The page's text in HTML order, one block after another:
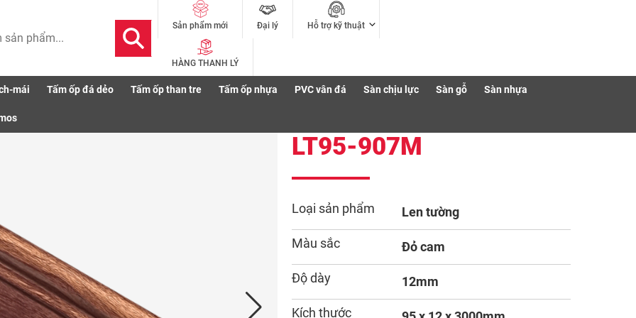
Sản phẩm mới Đại lý Hỗ trợ kỹ thuật
HÀNG THANH LÝ
mái Tấm ốp đá dẻo Tấm ốp than tre Tấm ốp nhựa PVC vân đá Sàn chịu lực Sàn gỗ Sàn nhựa
LT95-907M
Loại sản phẩm Len tường
Màu sắc Đỏ cam
Độ dày 12mm
Kích thước